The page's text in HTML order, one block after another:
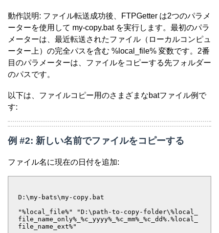
動作説明: ファイル転送成功後、FTPGetter は2つのパラメ
ーターを使用して my-copy.bat を実行します。最初のパラ
メーターは、最近転送されたファイル（ローカルコンピュ
ーター上）の完全パスを含む %local_file% 変数です。2番
目のパラメーターは、ファイルをコピーする先フォルダー
のパスです。
以下は、ファイルコピー用のさまざまなbatファイル例で
す:
例 #2: 新しい名前でファイルをコピーする
ファイル名に現在の日付を追加:
D:\my-bats\my-copy.bat
"%local_file%" "D:\path-to-copy-folder\%local_
file_name_only%_%c_yyyy%_%c_mm%_%c_dd%.%local_
file_name_ext%"